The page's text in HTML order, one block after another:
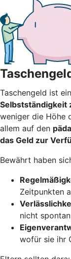
Taschengeld ist ein
Selbstständigkeit
weniger die Höhe
allem auf den
das Geld zur
Bewährt haben
Zeitpunkten
nicht
wofür sie ihr